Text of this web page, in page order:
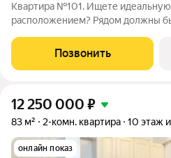
Квартира №101. Ищете
расположением? Рядом должны
этажных домов - Современные и
Позвонить
12 250 000 ₽
83 м² 2-комн. квартира 10 этаж
онлайн показ